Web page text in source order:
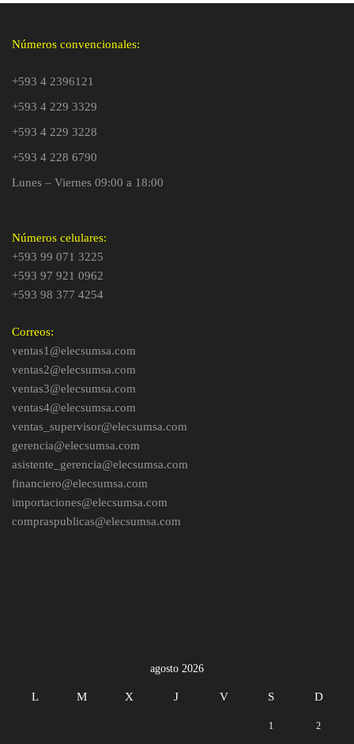
Números convencionales:
+593 4 2396121
+593 4 229 3329
+593 4 229 3228
+593 4 228 6790
Lunes – Viernes 09:00 a 18:00
Números celulares:
+593 99 071 3225
+593 97 921 0962
+593 98 377 4254
Correos:
ventas1@elecsumsa.com
ventas2@elecsumsa.com
ventas3@elecsumsa.com
ventas4@elecsumsa.com
ventas_supervisor@elecsumsa.com
gerencia@elecsumsa.com
asistente_gerencia@elecsumsa.com
financiero@elecsumsa.com
importaciones@elecsumsa.com
compraspublicas@elecsumsa.com
agosto 2026
L M X J V S D
1 2